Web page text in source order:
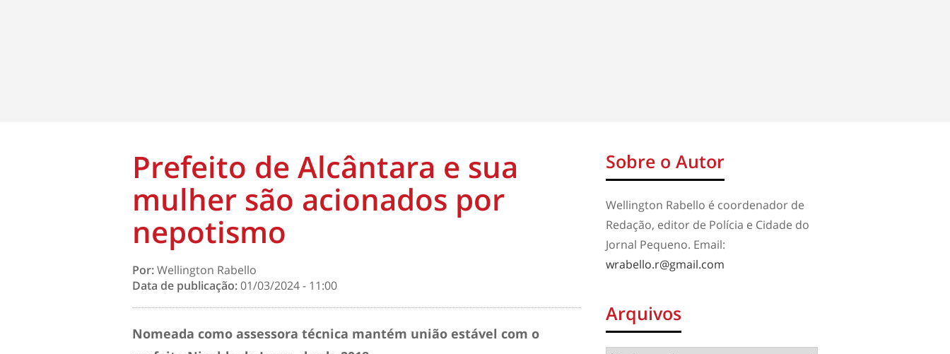
Prefeito de Alcântara e sua
mulher são acionados por
nepotismo
Por:Wellington Rabello
Data de publicação:01/03/2024 - 11:00
Nomeada como assessora técnica mantém união estável com o
Sobre o Autor
Wellington Rabello é coordenador de
Redação, editor de Polícia e Cidade do
Jornal Pequeno. Email:
wrabello.r@gmail.com
Arquivos